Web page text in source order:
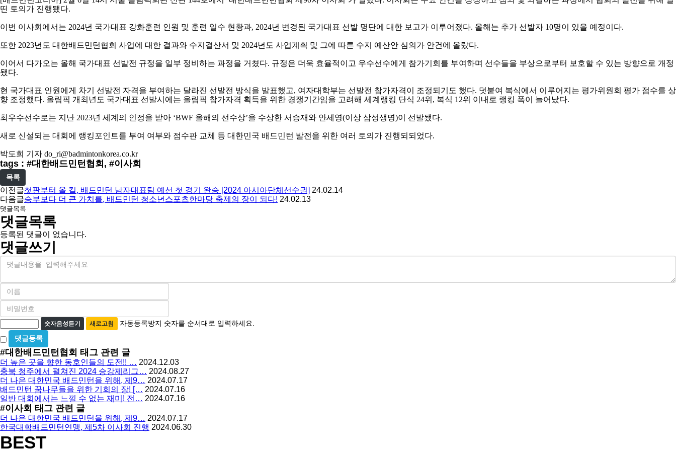
띤 토의가 진행됐다.
이번 이사회에서는 2024년 국가대표 강화훈련 인원 및 훈련 일수 현황과, 2024년 변경된 국가대표 선발 명단에 대한 보고가 이루어졌다. 올해는 추가 선발자 10명이 있을 예정이다.
또한 2023년도 대한배드민턴협회 사업에 대한 결과와 수지결산서 및 2024년도 사업계획 및 그에 따른 수지 예산안 심의가 안건에 올랐다.
이어서 다가오는 올해 국가대표 선발전 규정을 일부 정비하는 과정을 거쳤다. 규정은 더욱 효율적이고 우수선수에게 참가기회를 부여하며 선수들을 부상으로부터 보호할 수 있는 방향으로 개정
됐다.
현 국가대표 인원에게 차기 선발전 자격을 부여하는 달라진 선발전 방식을 발표했고, 여자대학부는 선발전 참가자격이 조정되기도 했다. 덧붙여 복식에서 이루어지는 평가위원회 평가 점수를 상
향 조정했다. 올림픽 개최년도 국가대표 선발시에는 올림픽 참가자격 획득을 위한 경쟁기간임을 고려해 세계랭킹 단식 24위 , 복식 12위 이내로 랭킹 폭이 늘어났다.
최우수선수로는 지난 2023년 세계의 인정을 받아 ‘BWF 올해의 선수상’을 수상한 서승재와 안세영(이상 삼성생명)이 선발됐다.
새로 신설되는 대회에 랭킹포인트를 부여 여부와 점수판 교체 등 대한민국 배드민턴 발전을 위한 여러 토의가 진행되되었다.
박도희 기자 do_ri@badmintonkorea.co.kr
tags : #대한배드민턴협회, #이사회
목록
이전글첫판부터 올 킬, 배드민턴 남자대표팀 예선 첫 경기 완승 [2024 아시아단체선수권] 24.02.14
다음글승부보다 더 큰 가치를, 배드민턴 청소년스포츠한마당 축제의 장이 되다! 24.02.13
댓글목록
댓글목록
등록된 댓글이 없습니다.
댓글쓰기
내
이
필
수
비
밀
번
호
필
수
자
동
등
록
방
지
숫자음성듣기 새로고침 자동등록방지 숫자를 순서대로 입력하세요.
비
밀
글
사
용
#대한배드민턴협회 태그 관련 글
더 높은 곳을 향한 동호인들의 도전!! … 2024.12.03
충북 청주에서 펼쳐진 2024 승강제리그… 2024.08.27
더 나은 대한민국 배드민턴을 위해, 제9… 2024.07.17
배드민턴 꿈나무들을 위한 기회의 장! [… 2024.07.16
일반 대회에서는 느낄 수 없는 재미! 전… 2024.07.16
#이사회 태그 관련 글
더 나은 대한민국 배드민턴을 위해, 제9… 2024.07.17
한국대학배드민턴연맹, 제5차 이사회 진행 2024.06.30
BEST